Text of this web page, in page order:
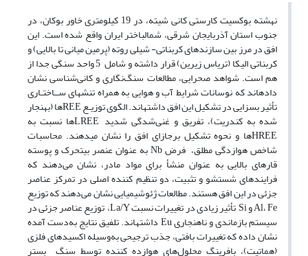
نهشته بوکسیت کارستی کانی شیته، در 19 کیلومتری خاور بوکان، در
جنوب استان آذربایجان شرقی، شمال­باختر ایران واقع شده است. این
افق در مرز بین سازندهای کربناتی- شیلی روته (پرمین میانی تا بالایی) و
کربناتی الیکا (تریاس زیرین) قرار داشته و شامل 5 واحد سنگی جدا از
هم است. شواهد صحرایی، مطالعات سنگ‌نگاری و کانی‌شناسی نشان
داده­اند که نوسانات شرایط آب و هوایی به همراه تنش­های ســاختـاری
تأثیر بسزایی در تشکیل این افق داشته­اند. الگوی توزیـع REEها (بهنجار
شده به کندریت)، تفریق و غنی‌شدگی شدید ها نسبت به
HREEها و نحوه تشکیل برجازای افق را نشان می­دهند. محاسبات
شاخص هوازدگی مطلق، فرض Nb به عنوان عنصر بی­تحرک و پوسته
قاره­ای بالایی به عنوان منشأ برای مواد مادر، نشان می‌دهند که
فرایندهای شستشو و تثبیت، دو تنظیم کننده­ اصلی در تمرکز عناصر
جزئی در این افق هستند. مطالعات ژئوشیمیایی نشان می‌دهند که توزیع
Al،Fe وSi تأثیر زیادی در تغییرات نسبتLa/Y، توزیع عناصر جزئی در
سیستم بازماندی و ناهنجاریEu داشته­اند. تلفیق نتایج به‌دست آمده
نشان داده که تغییرات بافتی، جذب ترجیحی به‌وسیله اکسیدهای فلزی
(هماتیت)، بافرینگ محلول‌های هوازده کننده توسط سنگ بستر